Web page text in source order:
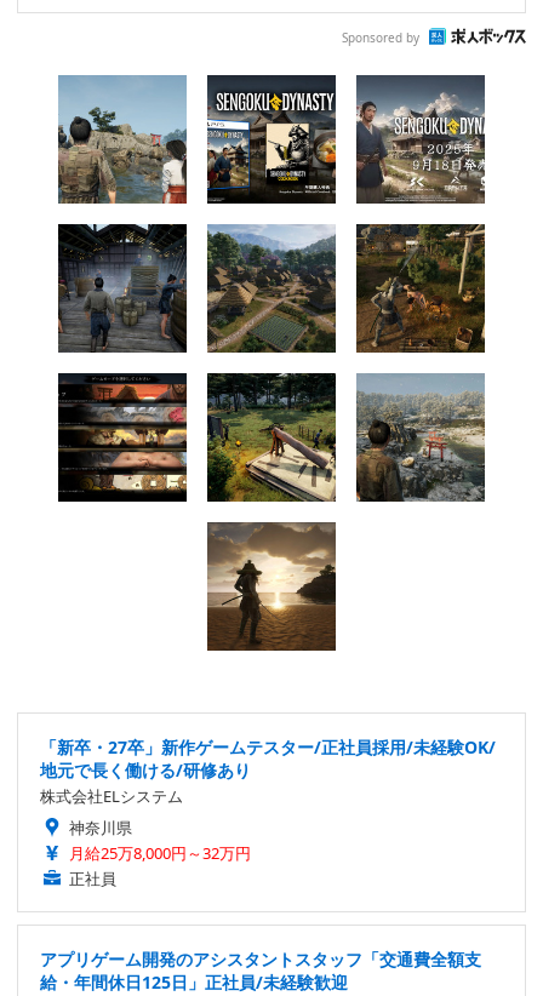
Sponsored by
「新卒・27卒」新作ゲームテスター/正社員採用/未経験OK/
地元で長く働ける/研修あり
株式会社ELシステム
神奈川県
月給25万8,000円～32万円
正社員
アプリゲーム開発のアシスタントスタッフ「交通費全額支
給・年間休日125日」正社員/未経験歓迎